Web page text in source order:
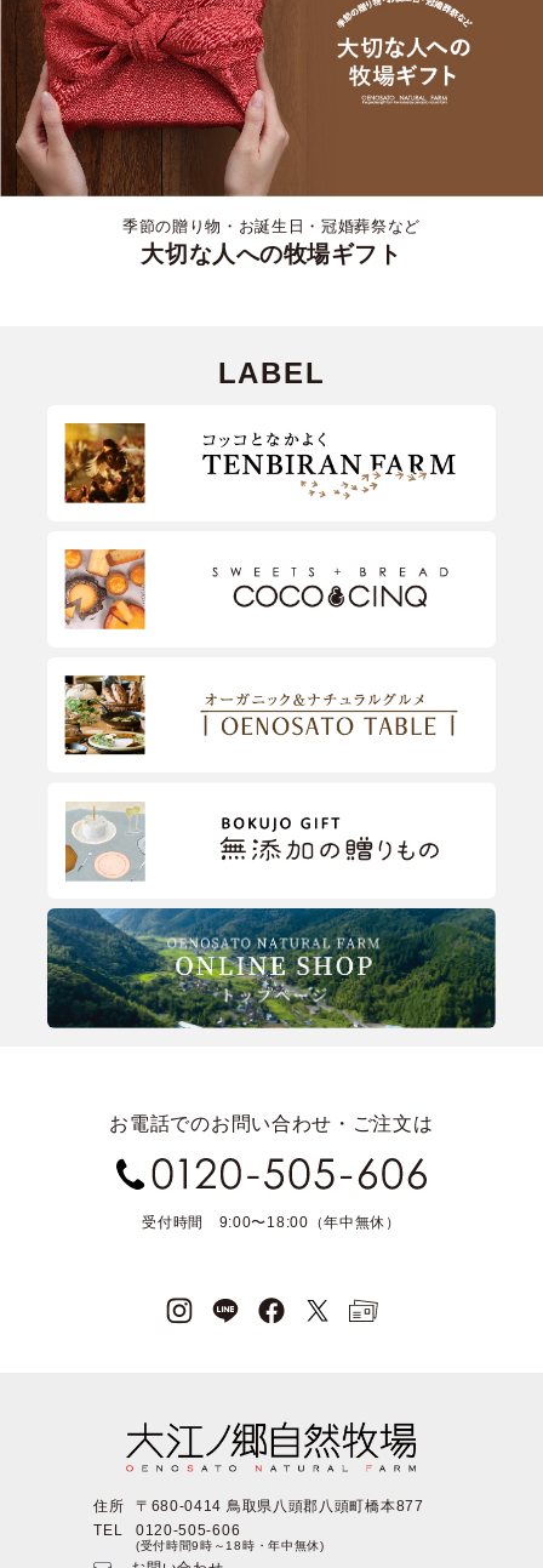
季節の贈り物・お誕生日・冠婚葬祭など
大切な人への牧場ギフト
LABEL
お電話でのお問い合わせ・ご注文は
受付時間 9:00〜18:00（年中無休）
住所
〒680-0414 鳥取県八頭郡八頭町橋本877
TEL
0120-505-606
(受付時間9時～18時・年中無休)